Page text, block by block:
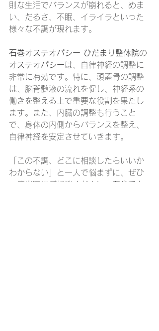
則な生活でバランスが崩れると、めま
い、だるさ、不眠、イライラといった
様々な不調が現れます。
石巻オステオパシー ひだまり整体院の
オステオパシーは、自律神経の調整に
非常に有効です。特に、頭蓋骨の調整
は、脳脊髄液の流れを促し、神経系の
働きを整える上で重要な役割を果たし
ます。また、内臓の調整も行うこと
で、身体の内側からバランスを整え、
自律神経を安定させていきます。
「この不調、どこに相談したらいいか
わからない」と一人で悩まずに、ぜひ
一度当院にご相談ください。
石巻で自